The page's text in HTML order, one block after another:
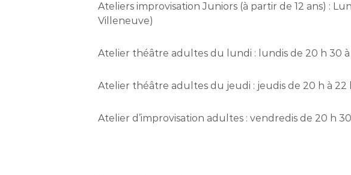
Ateliers improvisation Juniors (à partir de 12 ans) :
Villeneuve)
Atelier théâtre adultes du lundi : lundis de 20 h 30
Atelier théâtre adultes du jeudi : jeudis de 20 h à
Atelier d’improvisation adultes : vendredis de 20 h